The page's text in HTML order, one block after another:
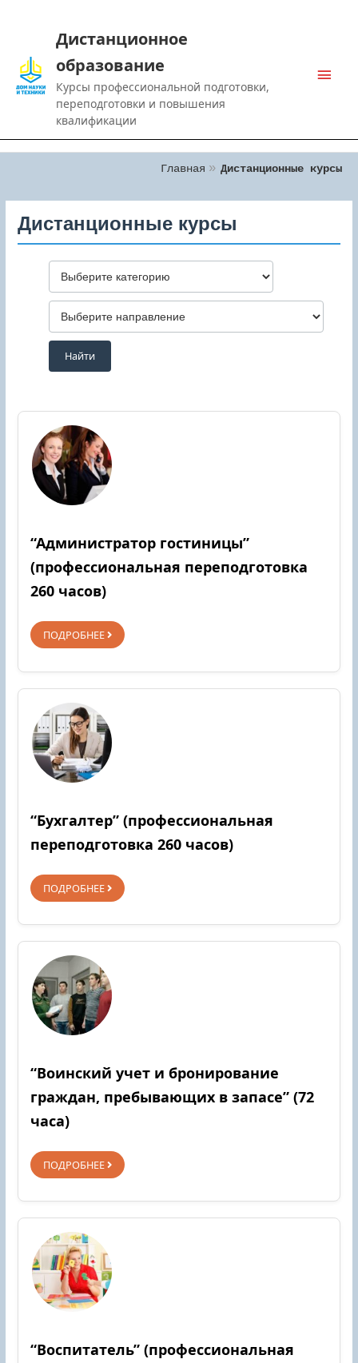
Дистанционное
образование
Курсы профессиональной подготовки,
переподготовки и повышения
квалификации
Main
Главная Дистанционные курсы
Дистанционные курсы
“Администратор гостиницы”
(профессиональная переподготовка
260 часов)
ПОДРОБНЕЕ
“Бухгалтер” (профессиональная
переподготовка 260 часов)
ПОДРОБНЕЕ
“Воинский учет и бронирование
граждан, пребывающих в запасе” (72
часа)
ПОДРОБНЕЕ
“Воспитатель” (профессиональная